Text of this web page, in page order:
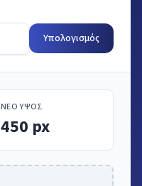
Υπολογισμός
ΝΈΟ ΎΨΟΣ
450 px